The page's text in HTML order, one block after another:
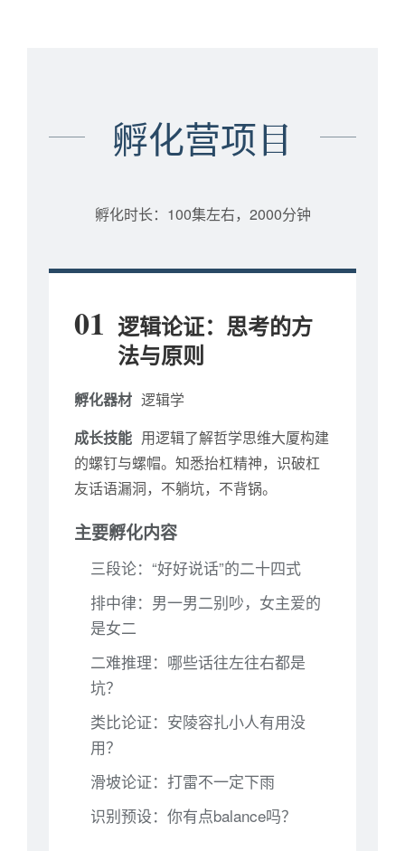
孵化营项目
孵化时长：100集左右，2000分钟
01 逻辑论证：思考的方
法与原则
孵化器材 逻辑学
成长技能 用逻辑了解哲学思维大厦构建
的螺钉与螺帽。知悉抬杠精神，识破杠
友话语漏洞，不躺坑，不背锅。
主要孵化内容
三段论：“好好说话”的二十四式
排中律：男一男二别吵，女主爱的
是女二
二难推理：哪些话往左往右都是
坑？
类比论证：安陵容扎小人有用没
用？
滑坡论证：打雷不一定下雨
识别预设：你有点balance吗？